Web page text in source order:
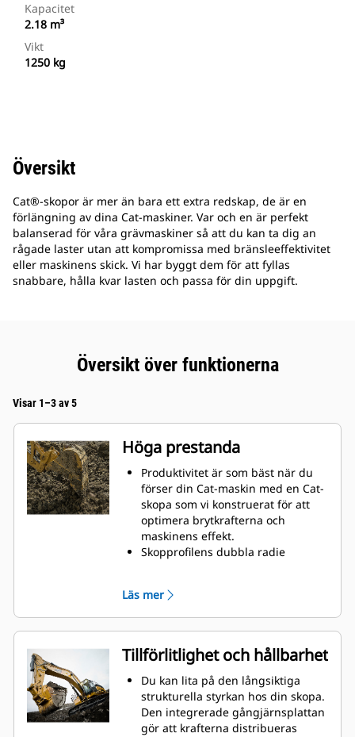
Kapacitet
2.18 m³
Vikt
1250 kg
Översikt
Cat®-skopor är mer än bara ett extra redskap, de är en
förlängning av dina Cat-maskiner. Var och en är perfekt
balanserad för våra grävmaskiner så att du kan ta dig an
rågade laster utan att kompromissa med bränsleeffektivitet
eller maskinens skick. Vi har byggt dem för att fyllas
snabbare, hålla kvar lasten och passa för din uppgift.
Översikt över funktionerna
Visar 1–3 av 5
Höga prestanda
Produktivitet är som bäst när du
förser din Cat-maskin med en Cat-
skopa som vi konstruerat för att
optimera brytkrafterna och
maskinens effekt.
Skopprofilens dubbla radie
frigång säkerställer att skopbotten
inte släpar, vilket minskar
underhållskostnaderna.
Bränsleförbrukningstoppar under
grävning. Cat-skoporna är
utformade för att skära genom
material snabbt för att förbättra
maskinens totala effektivitet.
Lasta mer material på kortare tid.
Läs mer
Tillförlitlighet och hållbarhet
Du kan lita på den långsiktiga
strukturella styrkan hos din skopa.
Den integrerade gångjärnsplattan
gör att krafterna distribueras